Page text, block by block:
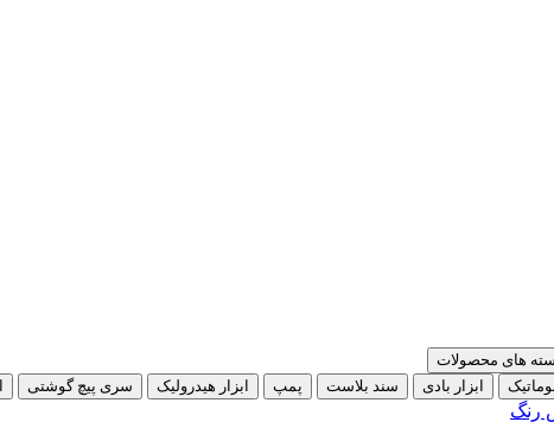
ابزار بادی سند بلاست پمپ ابزار هیدرولیک سری پیچ گوشتی
رنگ